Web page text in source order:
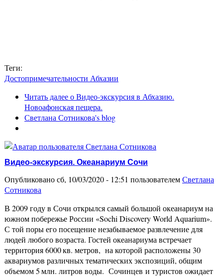
Теги:
Достопримечательности Абхазии
Читать далеео Видео-экскурсия в Абхазию.
Новоафонская пещера.
Светлана Сотникова's blog
Видео-экскурсия. Океанариум Сочи
Опубликовано сб, 10/03/2020 - 12:51 пользователемСветлана
Сотникова
В 2009 году в Сочи открылся самый большой океанариум на
южном побережье России «Sochi Discovery World Aquarium».
С той поры его посещение незабываемое развлечение для
людей любого возраста. Гостей океанариума встречает
территория 6000 кв. метров, на которой расположены 30
аквариумов различных тематических экспозиций, общим
объемом 5 млн. литров воды. Сочинцев и туристов ожидает